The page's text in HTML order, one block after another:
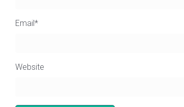
Email*
Website